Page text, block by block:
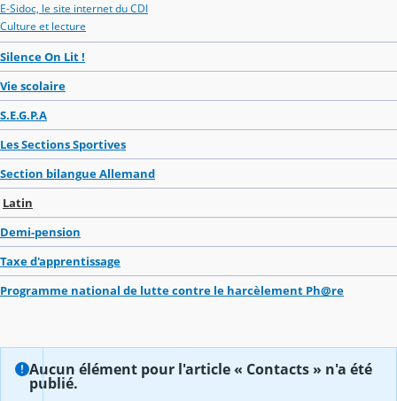
E-Sidoc, le site internet du CDI
Culture et lecture
Silence On Lit !
Vie scolaire
S.E.G.P.A
Les Sections Sportives
Section bilangue Allemand
Latin
Demi-pension
Taxe d'apprentissage
Programme national de lutte contre le harcèlement Ph@re
Aucun élément pour l'article « Contacts » n'a été
publié.